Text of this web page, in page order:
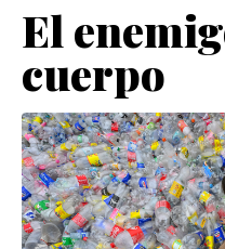
El
cuerpo